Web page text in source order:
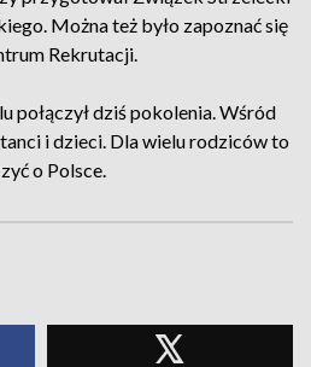
Można też było zapoznać się
Rekrutacji.
połączył dziś pokolenia. Wśród
i dzieci. Dla wielu rodziców to
o Polsce.